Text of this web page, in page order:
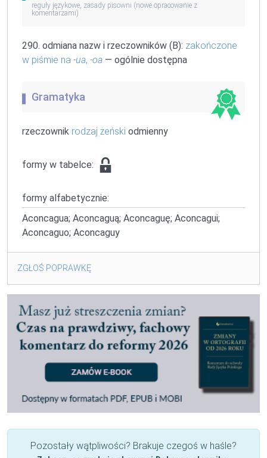
reguły językowe, zasady pisowni (nowe opracowanie z
komentarzami)
290. odmiana nazw i rzeczowników (B): zakończone
w piśmie na -ua, -oa — ogólnie dostępna
Gramatyka
rzeczownik rodzaj żeński odmienny
formy w tabelce:
formy alfabetycznie:
Aconcagua; Aconcaguą; Aconcaguę; Aconcagui;
Aconcaguo; Aconcaguy
ZGŁOŚ POPRAWKĘ
Pozostały wątpliwości? Brakuje czegoś w haśle?